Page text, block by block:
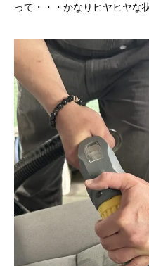
って・・・かなりヒヤヒヤな